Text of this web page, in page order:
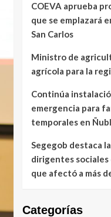
COEVA aprueba
que se emplazará
San Carlos
Ministro de
agrícola para la
Continúa
emergencia para
temporales en
Segegob destaca
dirigentes
que afectó a más
Categorías